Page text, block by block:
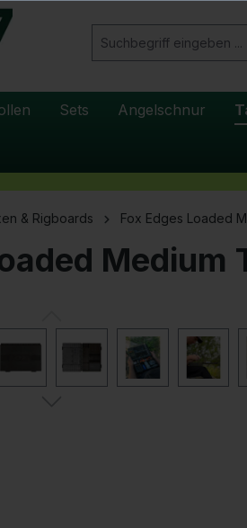
Sets Angelschnur
& Rigboards Fox Edges Loaded
Medium